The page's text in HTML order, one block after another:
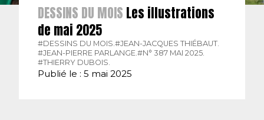
DESSINS DU MOIS Les illustrations
de mai 2025
#DESSINS DU MOIS. #JEAN-JACQUES THIÉBAUT.
#JEAN-PIERRE PARLANGE. #N° 387 MAI 2025.
#THIERRY DUBOIS.
Publié le : 5 mai 2025